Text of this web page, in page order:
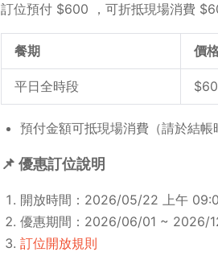
訂位預付 $600 ，可折抵現場消費
餐期 價
平日全時段
預付金額可抵現場消費（請於結帳
📌 優惠訂位說明
開放時間：2026/05/22 上午
優惠期間：2026/06/01 ~ 2026/
訂位開放規則